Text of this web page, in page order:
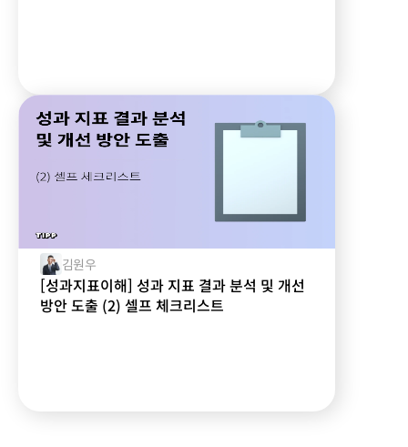
김원우
[성과지표이해] 성과 지표 결과 분석 및 개선
방안 도출 (2) 셀프 체크리스트